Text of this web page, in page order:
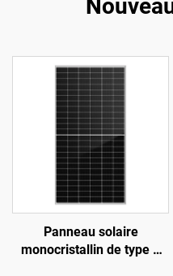
Panneau solaire
monocristallin de type P